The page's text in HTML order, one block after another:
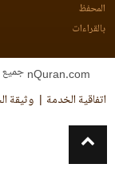
المحفظ
بالقراءات
جميع
اتفاقية الخدمة
وثيقة